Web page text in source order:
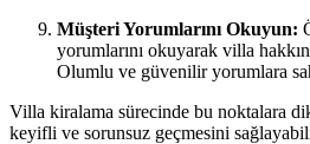
Müşteri Yorumlarını Okuyun:
yorumlarını okuyarak villa
Olumlu ve güvenilir yorumlara
Villa kiralama sürecinde bu noktalara
keyifli ve sorunsuz geçmesini